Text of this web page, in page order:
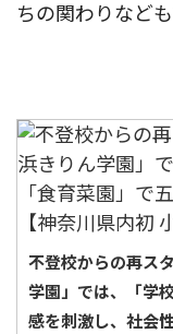
ちの関わりなども
不登校からの再ス
学園」では、「学
感を刺激し、社会